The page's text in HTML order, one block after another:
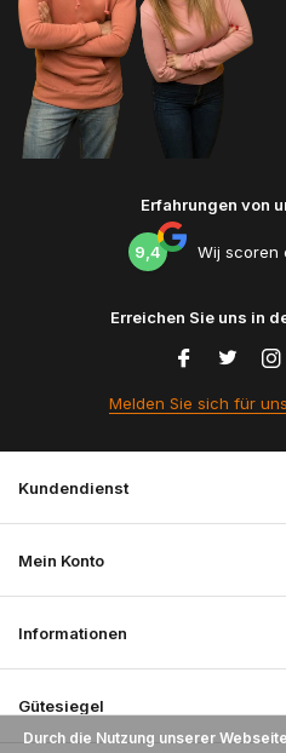
Erfahrungen von
9,4 Wij scoren
Erreichen Sie uns in
Melden Sie sich für
Kundendienst
Mein Konto
Informationen
Gütesiegel
Durch die Nutzung unserer